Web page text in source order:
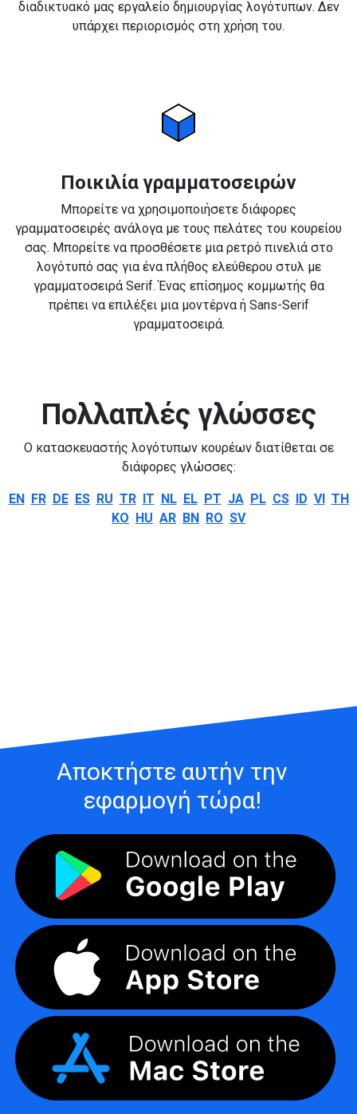
διαδικτυακό μας εργαλείο δημιουργίας λογότυπων. Δεν
υπάρχει περιορισμός στη χρήση του.
Ποικιλία γραμματοσειρών
Μπορείτε να χρησιμοποιήσετε διάφορες
γραμματοσειρές ανάλογα με τους πελάτες του κουρείου
σας. Μπορείτε να προσθέσετε μια ρετρό πινελιά στο
λογότυπό σας για ένα πλήθος ελεύθερου στυλ με
γραμματοσειρά Serif. Ένας επίσημος κομμωτής θα
πρέπει να επιλέξει μια μοντέρνα ή Sans-Serif
γραμματοσειρά.
Πολλαπλές γλώσσες
Ο κατασκευαστής λογότυπων κουρέων διατίθεται σε
διάφορες γλώσσες:
EN FR DE ES RU TR IT NL EL PT JA PL CS ID VI TH
KO HU AR BN RO SV
Αποκτήστε αυτήν την
εφαρμογή τώρα!